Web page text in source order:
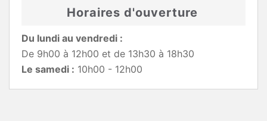
Horaires d'ouverture
Du lundi au vendredi :
De 9h00 à 12h00 et de 13h30 à 18h30
Le samedi : 10h00 - 12h00